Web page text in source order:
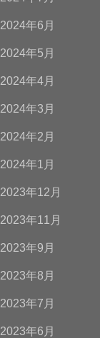
2024年6月
2024年5月
2024年4月
2024年3月
2024年2月
2024年1月
2023年12月
2023年11月
2023年9月
2023年8月
2023年7月
2023年6月